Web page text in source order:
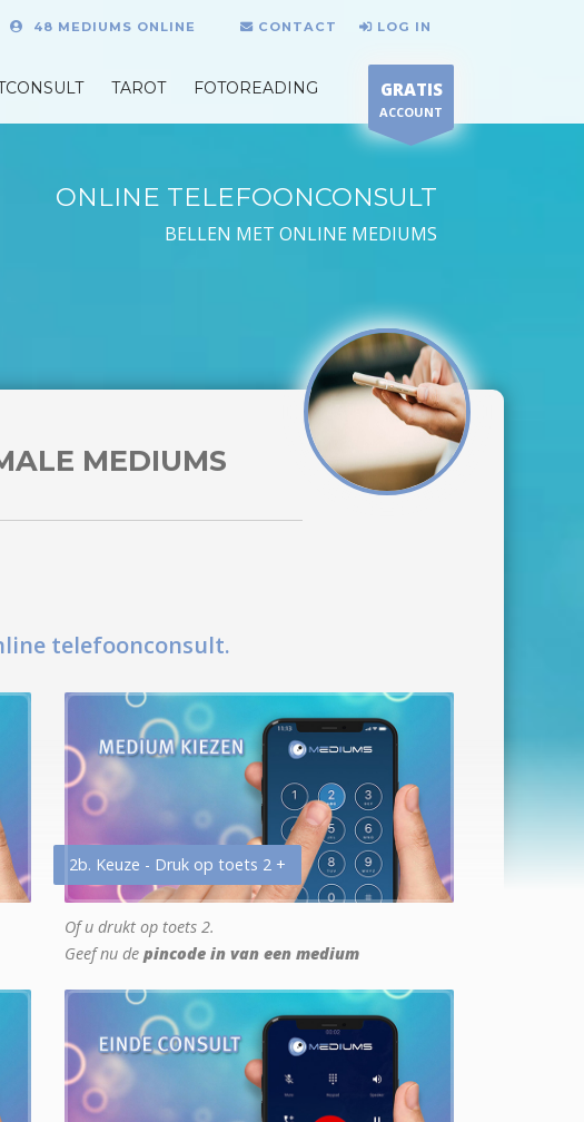
48 MEDIUMS ONLINE CONTACT LOG IN
TAROT FOTOREADING GRATIS
ACCOUNT
ONLINE TELEFOONCONSULT
BELLEN MET ONLINE MEDIUMS
MEDIUMS
telefoonconsult.
2b. Keuze - Druk op toets 2 +
Of u drukt op toets 2.
Geef nu de pincode in van een medium